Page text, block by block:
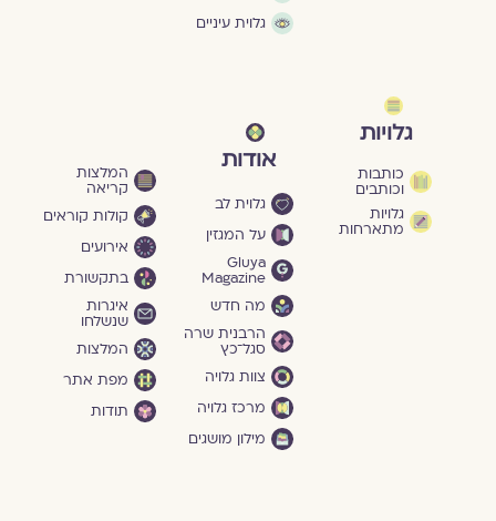
גלוית עיניים
גלויות
כותבות
וכותבים
גלויות
מתארחות
אודות
גלוית לב
על המגזין
Gluya
Magazine
מה חדש
הרבנית שרה
סגל־כץ
צוות גלויה
מרכז גלויה
מילון מושגים
המלצות
קריאה
קולות קוראים
אירועים
בתקשורת
איגרות
שנשלחו
המלצות
מפת אתר
תודות